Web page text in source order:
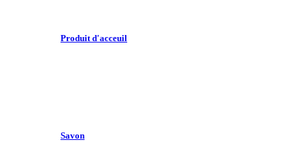
Produit d'acceuil
Savon